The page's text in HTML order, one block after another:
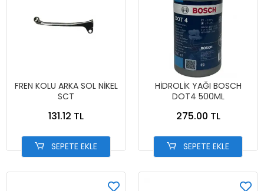
FREN KOLU ARKA SOL NİKEL
SCT
131.12 TL
SEPETE EKLE
HİDROLİK YAĞI BOSCH
DOT4 500ML
275.00 TL
SEPETE EKLE